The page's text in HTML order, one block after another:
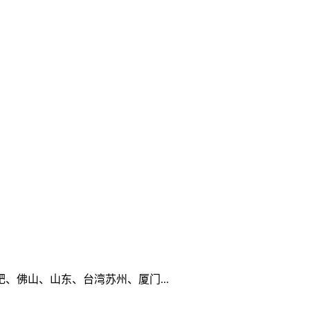
佛山、山东、台湾苏州、厦门...